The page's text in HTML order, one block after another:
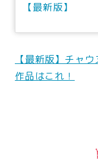
【最新版】チャ
作品はこれ！